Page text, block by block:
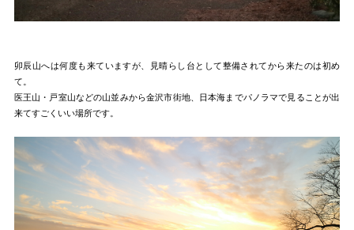
卯辰山へは何度も来ていますが、見晴らし台として整備されてから来たのは初め
て。
医王山・戸室山などの山並みから金沢市街地、日本海までパノラマで見ることが出
来てすごくいい場所です。